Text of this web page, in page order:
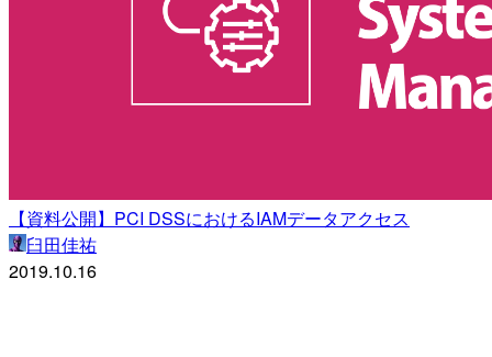
【資料公開】PCI DSSにおけるIAMデータアクセス
臼田佳祐
2019.10.16